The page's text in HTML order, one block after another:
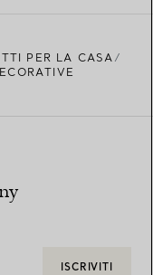
PER LA CASA
ISCRIVITI